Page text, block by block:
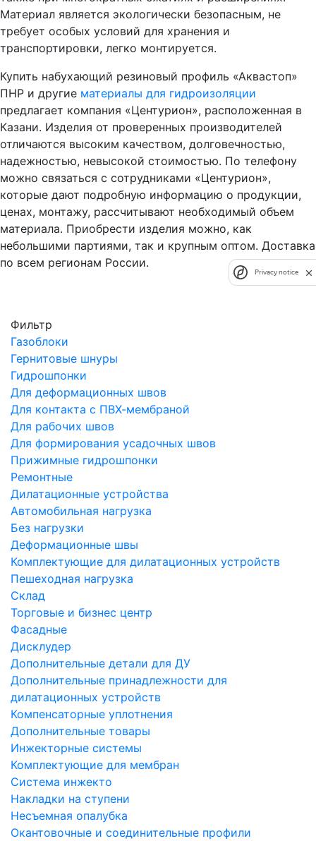
Фильтр
Газоблоки
Гернитовые шнуры
Гидрошпонки
Для деформационных швов
Для контакта с ПВХ-мембраной
Для рабочих швов
Для формирования усадочных швов
Прижимные гидрошпонки
Ремонтные
Дилатационные устройства
Автомобильная нагрузка
Без нагрузки
Деформационные швы
Комплектующие для дилатационных устройств
Пешеходная нагрузка
Склад
Торговые и бизнес центр
Фасадные
Дисклудер
Дополнительные детали для ДУ
Дополнительные принадлежности для
дилатационных устройств
Компенсаторные уплотнения
Дополнительные товары
Инжекторные системы
Комплектующие для мембран
Система инжекто
Накладки на ступени
Несъемная опалубка
Окантовочные и соединительные профили
Материал является экологически безопасным, не
требует особых условий для хранения и
транспортировки, легко монтируется.
Купить набухающий резиновый профиль «Аквастоп»
ПНР и другие материалы для гидроизоляции
предлагает компания «Центурион», расположенная в
Казани. Изделия от проверенных производителей
отличаются высоким качеством, долговечностью,
надежностью, невысокой стоимостью. По телефону
можно связаться с сотрудниками «Центурион»,
которые дают подробную информацию о продукции,
ценах, монтажу, рассчитывают необходимый объем
материала. Приобрести изделия можно, как
небольшими партиями, так и крупным оптом. Доставка
по всем регионам России.
Privacy notice